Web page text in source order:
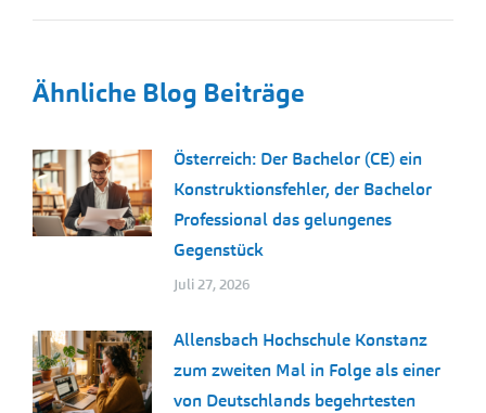
Ähnliche Blog Beiträge
Österreich: Der Bachelor (CE) ein
Konstruktionsfehler, der Bachelor
Professional das gelungenes
Gegenstück
Juli 27, 2026
Allensbach Hochschule Konstanz
zum zweiten Mal in Folge als einer
von Deutschlands begehrtesten